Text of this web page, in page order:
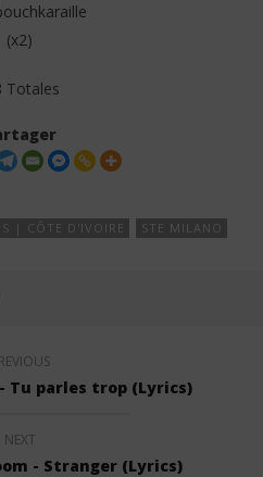
(x2)
Totales
| CÔTE D'IVOIRE STE MILANO
Tu parles trop (Lyrics)
NEXT
- Stranger (Lyrics)